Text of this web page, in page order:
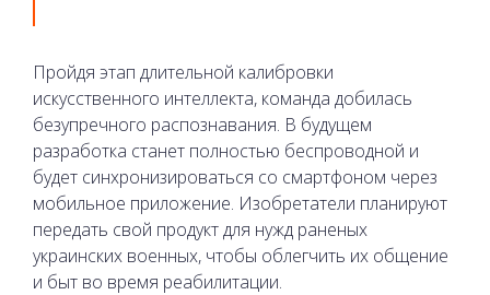
Пройдя этап длительной калибровки
искусственного интеллекта, команда добилась
безупречного распознавания. В будущем
разработка станет полностью беспроводной и
будет синхронизироваться со смартфоном через
мобильное приложение. Изобретатели планируют
передать свой продукт для нужд раненых
украинских военных, чтобы облегчить их общение
и быт во время реабилитации.